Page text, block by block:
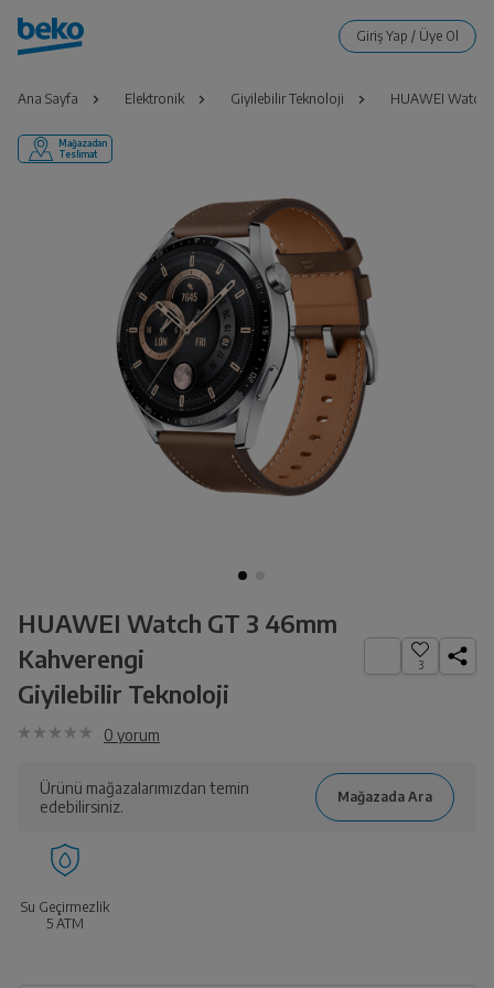
Ana Sayfa Elektronik Giyilebilir Teknoloji HUAWEI Watch
Mağazadan
Teslimat
HUAWEI Watch GT 3 46mm
Kahverengi
Giyilebilir Teknoloji
3
0 yorum
Ürünü mağazalarımızdan temin
edebilirsiniz.
Su Geçirmezlik
5 ATM